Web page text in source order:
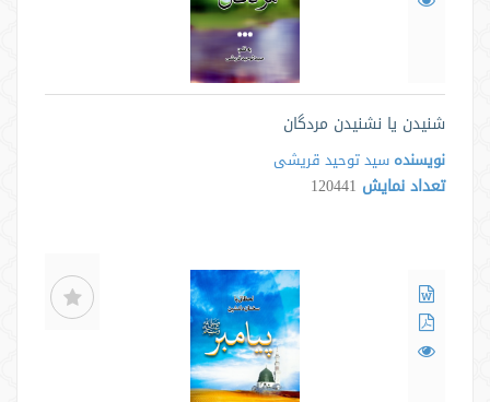
شنیدن یا نشنیدن مردگان
نویسنده سید توحید قریشی
تعداد نمایش 120441